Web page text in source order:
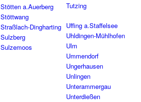
Stötten a.Auerberg
Stöttwang
Straßlach-Dingharting
Sulzberg
Sulzemoos
Tutzing
Uffing a.Staffelsee
Uhldingen-Mühlhofen
Ulm
Ummendorf
Ungerhausen
Unlingen
Unterammergau
Unterdießen